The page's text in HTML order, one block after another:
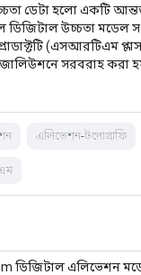
ডেটা হলো একটি
ডিজিটাল উচ্চতা মডেল
(এসআরটিএম
সরবরাহ করা
এলিভেশন-টপোগ্রাফি
ডিজিটাল এলিভেশন